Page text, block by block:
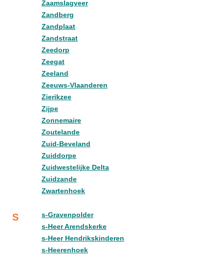
Zaamslagveer
Zandberg
Zandplaat
Zandstraat
Zeedorp
Zeegat
Zeeland
Zeeuws-Vlaanderen
Zierikzee
Zijpe
Zonnemaire
Zoutelande
Zuid-Beveland
Zuiddorpe
Zuidwestelijke Delta
Zuidzande
Zwartenhoek
S
s-Gravenpolder
s-Heer Arendskerke
s-Heer Hendrikskinderen
s-Heerenhoek